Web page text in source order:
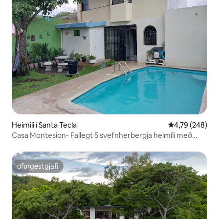
Heimili í Santa Tecla 4,79 af 5 í
4,79 (248)
Casa Montesion- Fallegt 5 svefnherbergja heimili með
ofurgestgjafi
ofurgestgjafi